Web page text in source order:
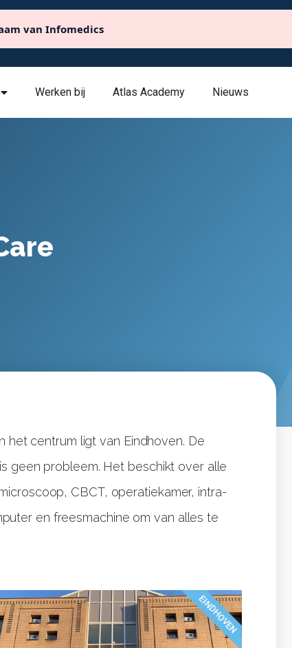
van Infomedics
info@atlasdentalcare.eu
Werken bij Atlas Academy Nieuws
het centrum ligt van Eindhoven. De
geen probleem. Het beschikt over alle
CBCT, operatiekamer, intra-
en freesmachine om van alles te
EINDHOVEN